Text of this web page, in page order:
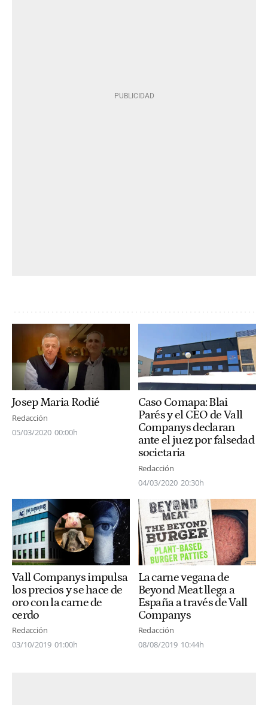
Josep Maria Rodié
Redacción
05/03/2020 00:00h
Caso Comapa: Blai
Parés y el CEO de Vall
Companys declaran
ante el juez por falsedad
societaria
Redacción
04/03/2020 20:30h
Vall Companys impulsa
los precios y se hace de
oro con la carne de
cerdo
Redacción
03/10/2019 01:00h
La carne vegana de
Beyond Meat llega a
España a través de Vall
Companys
Redacción
08/08/2019 10:44h